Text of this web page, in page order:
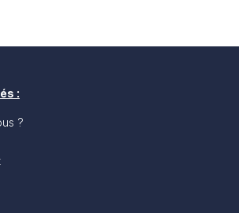
:
?